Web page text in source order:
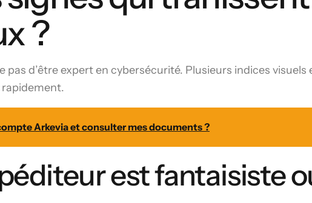
?
pas d’être expert en cybersécurité. Plusieurs indices
Arkevia et consulter mes documents ?
est fantaisiste